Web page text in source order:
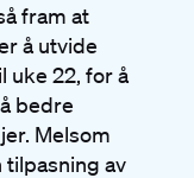
fram at
å utvide
uke 22, for å
bedre
Melsom
av